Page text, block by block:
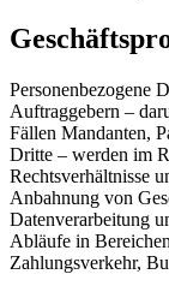
Personenbezogene
Auftraggebern –
Fällen Mandanten,
Dritte – werden im
Rechtsverhältnisse
Anbahnung von
Datenverarbeitung
Abläufe in
Zahlungsverkehr,